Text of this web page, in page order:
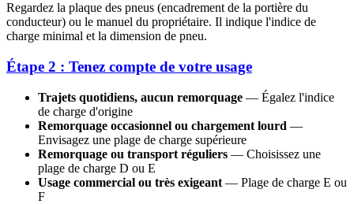
Regardez la plaque des pneus (encadrement de la portière du
conducteur) ou le manuel du propriétaire. Il indique l'indice de
charge minimal et la dimension de pneu.
Étape 2 : Tenez compte de votre usage
Trajets quotidiens, aucun remorquage — Égalez l'indice
de charge d'origine
Remorquage occasionnel ou chargement lourd —
Envisagez une plage de charge supérieure
Remorquage ou transport réguliers — Choisissez une
plage de charge D ou E
Usage commercial ou très exigeant — Plage de charge E ou
F